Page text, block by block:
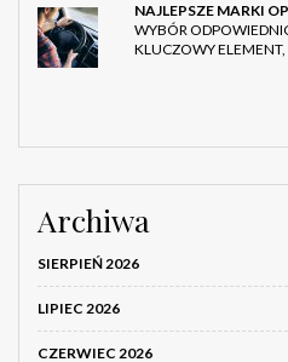
NAJLEPSZE MARKI
WYBÓR
KLUCZOWY
Archiwa
SIERPIEŃ 2026
LIPIEC 2026
CZERWIEC 2026